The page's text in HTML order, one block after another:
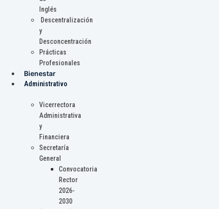
Inglés
Descentralización
y
Desconcentración
Prácticas
Profesionales
Bienestar
Administrativo
Vicerrectora
Administrativa
y
Financiera
Secretaría
General
Convocatoria
Rector
2026-
2030